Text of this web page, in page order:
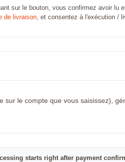
sur le bouton, vous confirmez avoir lu
de livraison, et consentez à l'exécution /
le compte que vous saisissez),
starts right after payment